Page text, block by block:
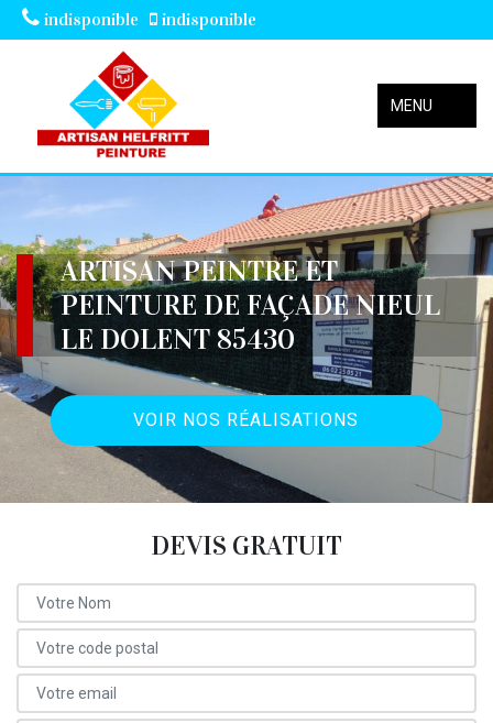
indisponible indisponible
MENU
ARTISAN PEINTRE ET
PEINTURE DE FAÇADE NIEUL
LE DOLENT 85430
VOIR NOS RÉALISATIONS
DEVIS GRATUIT